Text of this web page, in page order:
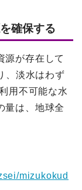
確保する
源が存在して
、淡水はわず
用不可能な水
量は、地球全
mizukokud